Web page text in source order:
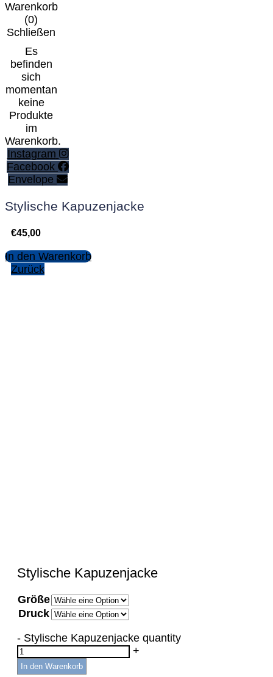
Warenkorb
(0)
Schließen
Es
befinden
sich
momentan
keine
Produkte
im
Warenkorb.
Instagram
Facebook
Envelope
Stylische Kapuzenjacke
€45,00
In den Warenkorb
Zurück
Stylische Kapuzenjacke
Größe
Druck
- Stylische Kapuzenjacke quantity
+
In den Warenkorb